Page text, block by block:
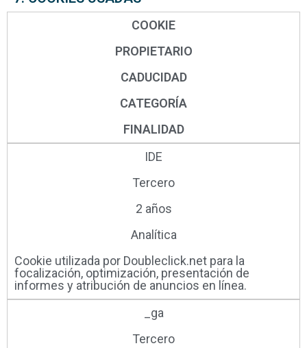
COOKIE
PROPIETARIO
CADUCIDAD
CATEGORÍA
FINALIDAD
IDE
Tercero
2 años
Analítica
Cookie utilizada por Doubleclick.net para la
focalización, optimización, presentación de
informes y atribución de anuncios en línea.
_ga
Tercero